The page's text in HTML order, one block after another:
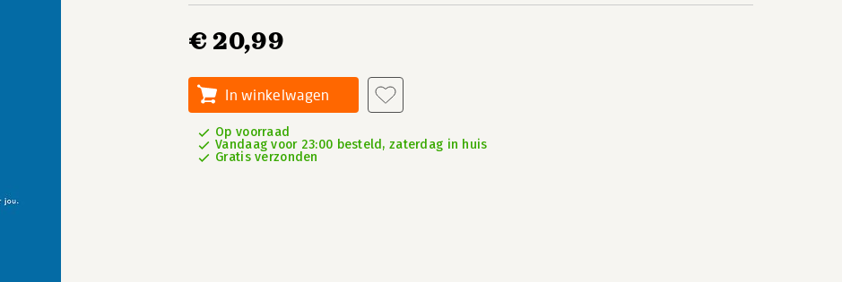
€ 20,99
In winkelwagen
Op voorraad
Vandaag voor 23:00 besteld, zaterdag in huis
Gratis verzonden